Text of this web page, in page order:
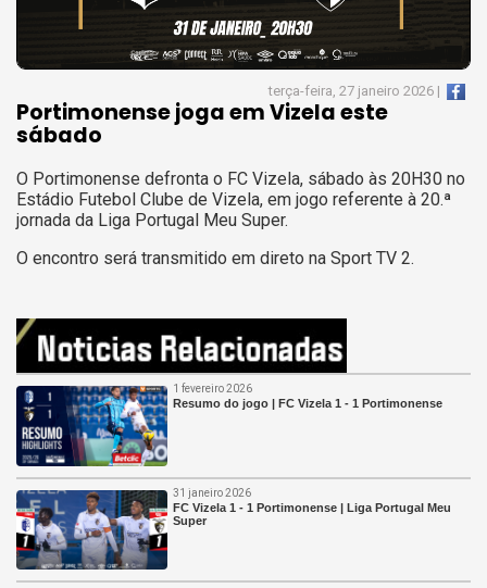
terça-feira, 27 janeiro 2026 |
Portimonense joga em Vizela este
sábado
O Portimonense defronta o FC Vizela, sábado às 20H30 no
Estádio Futebol Clube de Vizela, em jogo referente à 20.ª
jornada da Liga Portugal Meu Super.
O encontro será transmitido em direto na Sport TV 2.
1 fevereiro 2026
Resumo do jogo | FC Vizela 1 - 1 Portimonense
31 janeiro 2026
FC Vizela 1 - 1 Portimonense | Liga Portugal Meu
Super